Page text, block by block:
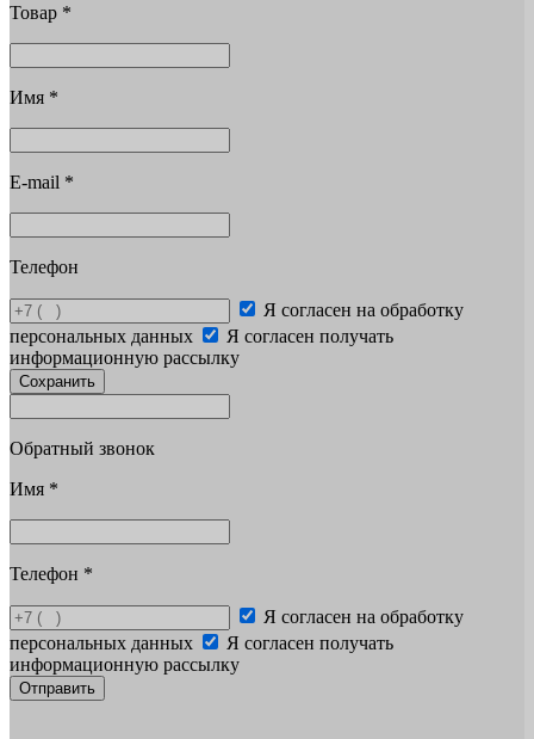
Товар *
Имя *
E-mail *
Телефон
Я согласен на обработку
персональных данных
Я согласен получать
информационную рассылку
Сохранить
Обратный звонок
Имя *
Телефон *
Я согласен на обработку
персональных данных
Я согласен получать
информационную рассылку
Отправить